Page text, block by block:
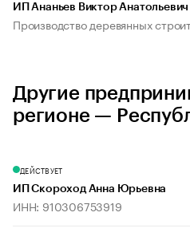
ИП Ананьев Виктор Анатольевич
Производство деревянных
Другие
регионе —
ДЕЙСТВУЕТ
ИП Скороход Анна Юрьевна
ИНН: 910306753919